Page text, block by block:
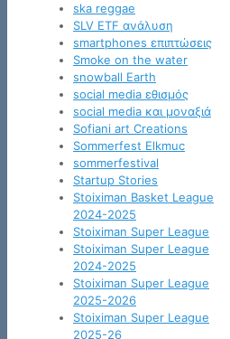
ska reggae
SLV ETF ανάλυση
smartphones επιπτώσεις
Smoke on the water
snowball Earth
social media εθισμός
social media και μοναξιά
Sofiani art Creations
Sommerfest Elkmuc
sommerfestival
Startup Stories
Stoiximan Basket League
2024-2025
Stoiximan Super League
Stoiximan Super League
2024-2025
Stoiximan Super League
2025-2026
Stoiximan Super League
2025-26